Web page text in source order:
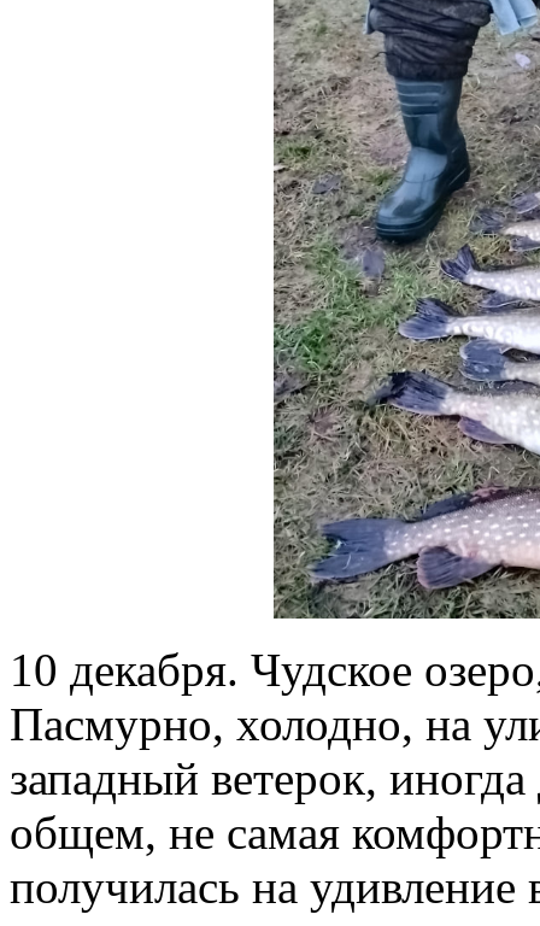
10 декабря. Чудское
Пасмурно, холодно, на
западный ветерок,
общем, не самая
получилась на удивление